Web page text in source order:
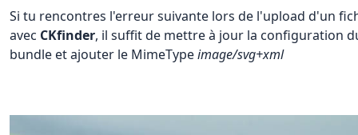
Si tu rencontres l'erreur suivante lors de l'upload d'un
avec CKfinder, il suffit de mettre à jour la configuration
bundle et ajouter le MimeTypeimage/svg+xml